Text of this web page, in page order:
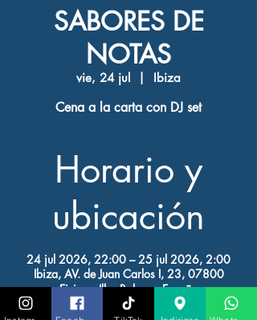
SABORES DE
NOTAS
vie, 24 jul
  |
Ibiza
Cena a la carta con DJ set
Horario y
ubicación
24 jul 2026, 22:00 – 25 jul 2026, 2:00
Ibiza, AV. de Juan Carlos I, 23, 07800
Eivissa, Illes Balears, España
Otras fechas